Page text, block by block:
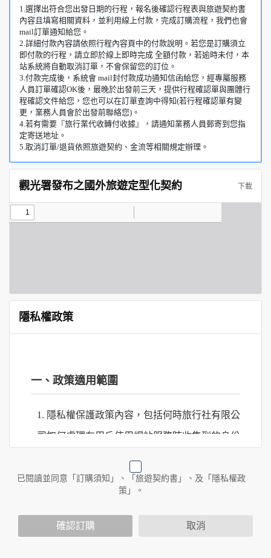
1.選擇出符合您出發日期的行程，報名後確認行程表與旅遊契約書
內容且填寫相關資料，並利用線上付款，完成訂購流程，我們也會
mail訂單通知給您。
2.詳細付款內容請依照行程內容頁中的付款說明。若您是訂購須立
即付款的行程，請立即於線上即時完成 全額付款，若逾時未付，本
站系統將自動取消訂單，不會保留您的訂位。
3.付款完成後，系統會 mail封付款成功通知信函給您，經專屬服務
人員訂單確認OK後，最晚於出發前三天，提供行程確認單與團體行
程確認文件給您，您也可以在訂單查詢中得知(若行程確認單有變
更，業務人員會於出發前聯絡您)。
4.若有需要『旅行業代收轉付收據』，請通知業務人員郵寄到您指
定寄送地址。
5.取消訂單/退貨依照旅遊契約、金流等相關規定辦理。
觀光署發布之國外旅遊定型化契約 下載
隱私權政策
一、政策適用範圍
1. 隱私權保護政策內容，包括何時旅行社有限公
司如何處理在用戶使用網站服務時收集到的身份
份識別資料。
以外的公司 or 網站群，與非何時旅行社有限公
已閱讀並同意「訂購須知」、「旅遊契約書」、及「隱私權政
策」。
確認訂購 取消